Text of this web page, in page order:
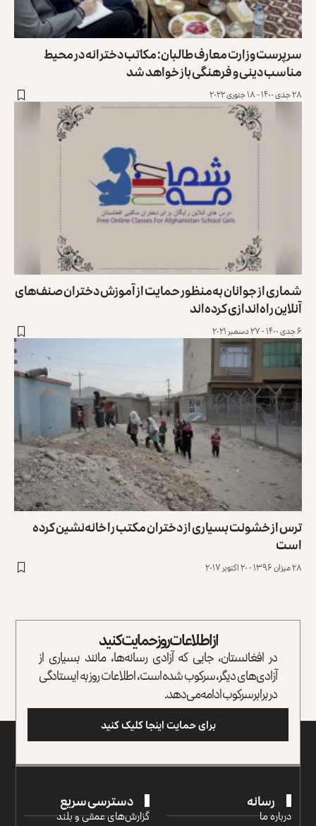
سرپرست وزارت معارف طالبان: مکاتب دخترانه در محیط
مناسب دینی و فرهنگی باز خواهد شد
۲۸ جدی ۱۴۰۰ - ۱۸ جنوری ۲۰۲۲
شماری از جوانان به‌منظور حمایت از آموزش دختران صنف‌های
آنلاین راه‌اندازی کرده‌اند
۶ جدی ۱۴۰۰ - ۲۷ دسمبر ۲۰۲۱
ترس از خشونت بسیاری از دختران مکتب را خانه‌نشین کرده
است
۲۸ میزان ۱۳۹۶ - ۲۰ اکتوبر ۲۰۱۷
از اطلاعات روز حمایت کنید
در افغانستان، جایی که آزادی رسانه‌ها، مانند بسیاری از
آزادی‌های دیگر، سرکوب شده است، اطلاعات روز به ایستادگی
در برابر سرکوب ادامه می‌دهد.
برای حمایت اینجا کلیک کنید
رسانه
درباره ما
دسترسی سریع
گزارش‌‌های عمقی و بلند